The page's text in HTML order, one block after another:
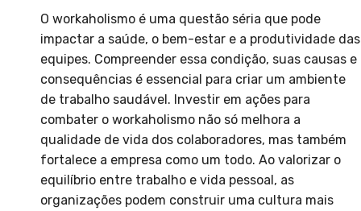
O workaholismo é uma questão séria que pode
impactar a saúde, o bem-estar e a produtividade das
equipes. Compreender essa condição, suas causas e
consequências é essencial para criar um ambiente
de trabalho saudável. Investir em ações para
combater o workaholismo não só melhora a
qualidade de vida dos colaboradores, mas também
fortalece a empresa como um todo. Ao valorizar o
equilíbrio entre trabalho e vida pessoal, as
organizações podem construir uma cultura mais